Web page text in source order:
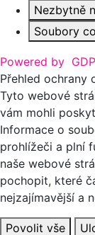
Nezbytně
Soubory
Powered by
Přehled ochrany
Tyto webové
vám mohli
Informace o
prohlížeči a plní
naše webové
pochopit, které
nejzajímavější a
Povolit vše